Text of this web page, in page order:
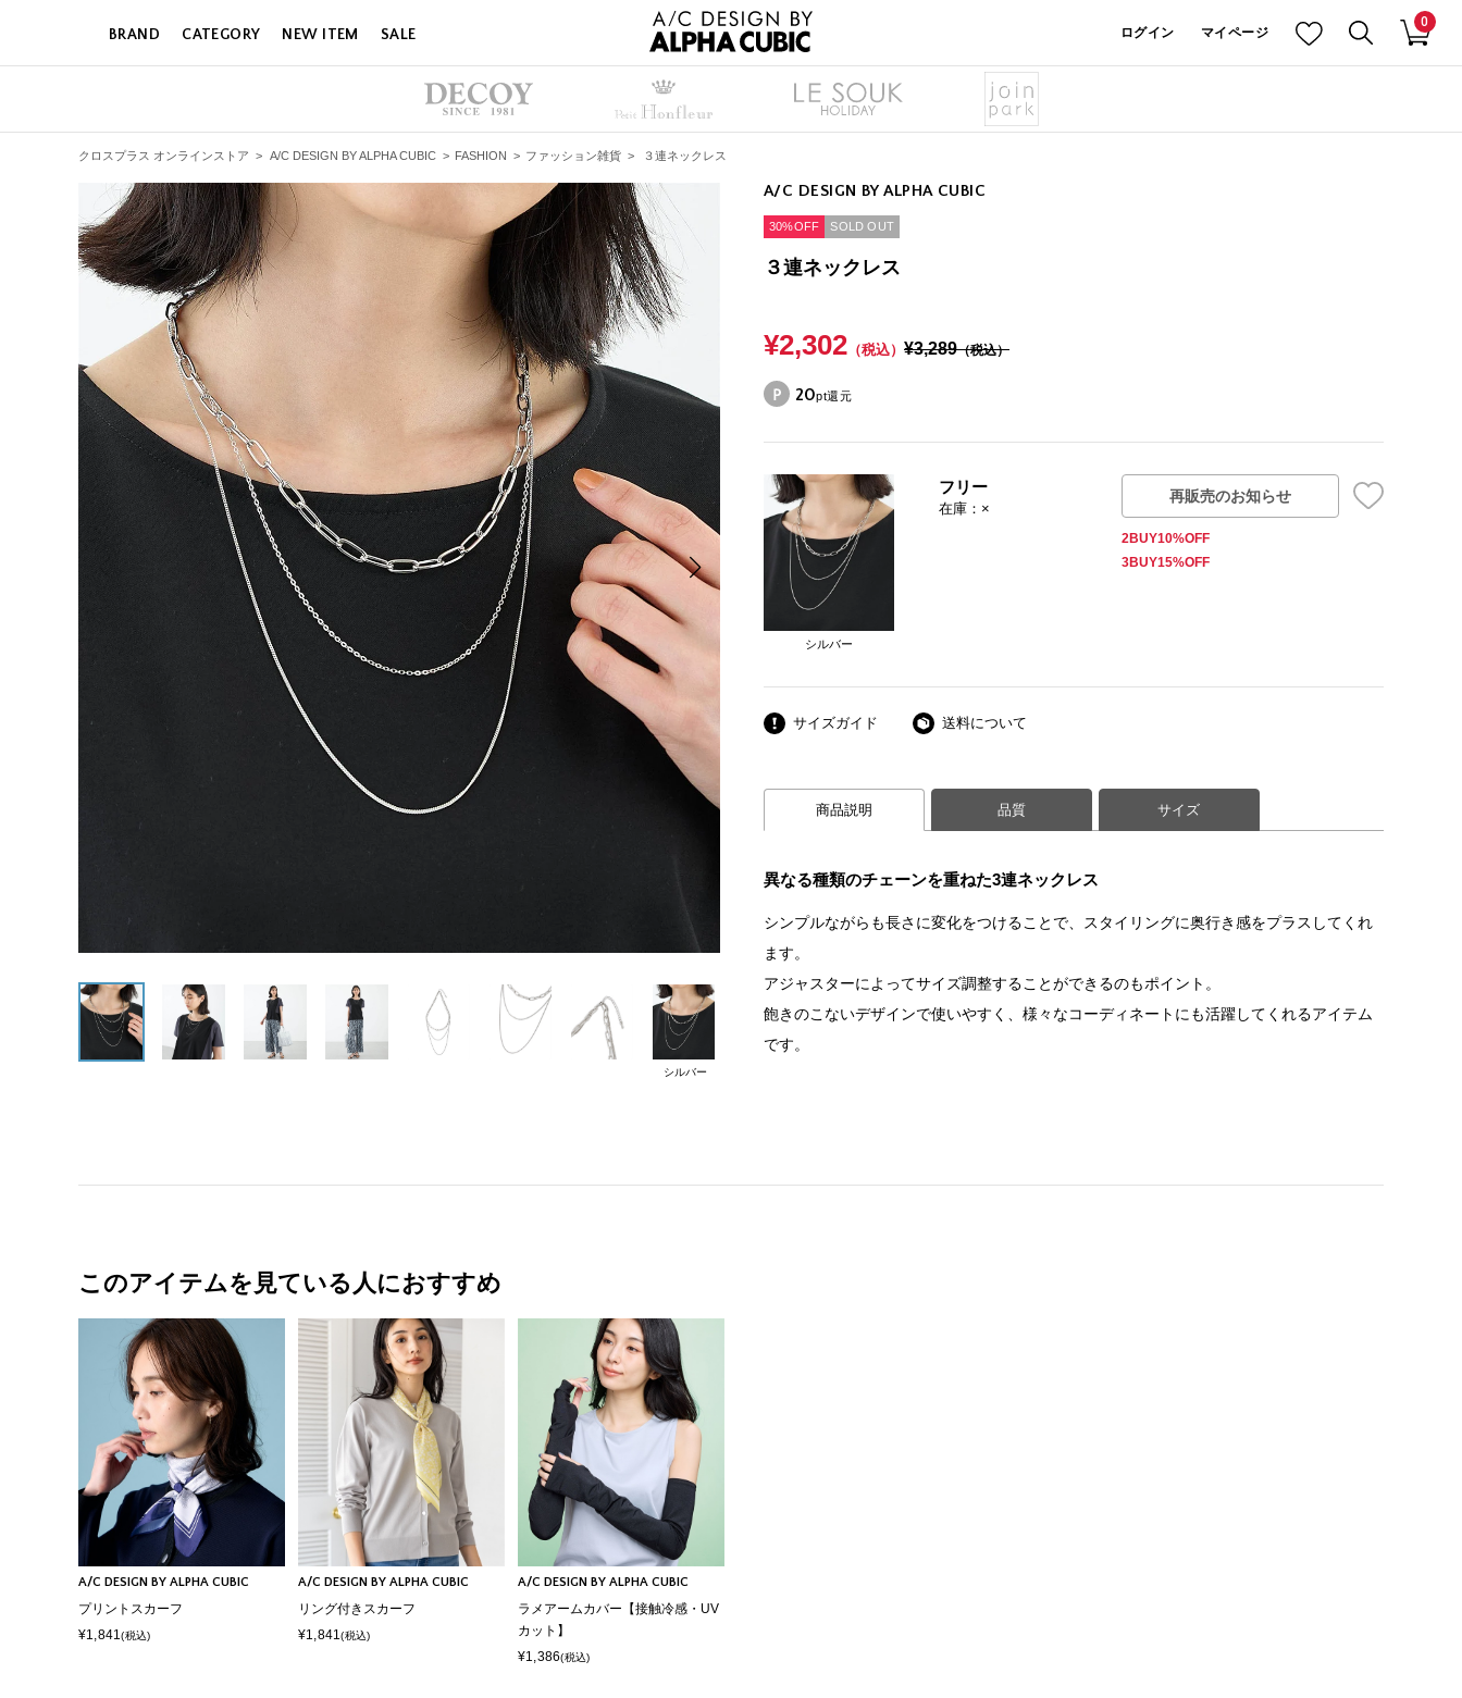
BRAND CATEGORY NEW ITEM SALE ログイン マイページ
0
クロスプラス オンラインストア > A/C DESIGN BY ALPHA CUBIC > FASHION > ファッション雑貨 > ３連ネックレス
シルバー
A/C DESIGN BY ALPHA CUBIC
30%OFF SOLD OUT
３連ネックレス
¥2,302 （税込） ¥3,289（税込）
20pt還元
シルバー
フリー
在庫：×
再販売のお知らせ
2BUY10%OFF
3BUY15%OFF
サイズガイド 送料について
商品説明 品質 サイズ
異なる種類のチェーンを重ねた3連ネックレス
シンプルながらも長さに変化をつけることで、スタイリングに奥行き感をプラスしてくれ
ます。
アジャスターによってサイズ調整することができるのもポイント。
飽きのこないデザインで使いやすく、様々なコーディネートにも活躍してくれるアイテム
です。
このアイテムを見ている人におすすめ
A/C DESIGN BY ALPHA CUBIC
プリントスカーフ
¥1,841(税込)
A/C DESIGN BY ALPHA CUBIC
リング付きスカーフ
¥1,841(税込)
A/C DESIGN BY ALPHA CUBIC
ラメアームカバー【接触冷感・UV
カット】
¥1,386(税込)